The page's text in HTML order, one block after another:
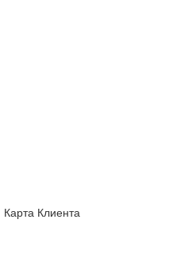
Карта Клиента